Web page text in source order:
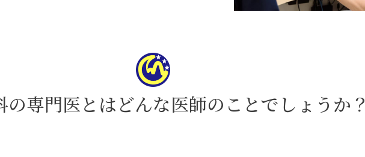
の専門医とはどんな医師のことでしょうか？